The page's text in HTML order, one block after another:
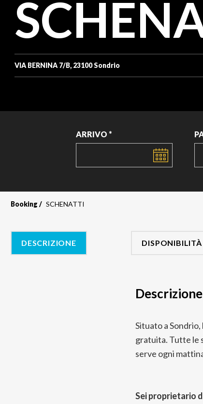
VIA BERNINA 7/B, 23100 Sondrio
ARRIVO *
Booking SCHENATTI
DESCRIZIONE DISPONIBILITÀ
Descrizione
Situato a
gratuita. Tutte le
serve ogni
Sei proprietario